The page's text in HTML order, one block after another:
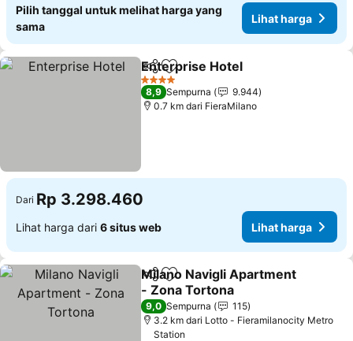
Pilih tanggal untuk melihat harga yang
sama
Lihat harga
BagikanTambahkan ke favorit
Enterprise Hotel
4 Bintang
8,9 Sempurna
9.944
0.7 km dari FieraMilano
Dari Rp 3.298.460
Lihat harga dari 6 situs web Lihat harga
BagikanTambahkan ke favorit
Milano Navigli Apartment
- Zona Tortona
9,0 Sempurna
115
3.2 km dari Lotto - Fieramilanocity Metro
Station